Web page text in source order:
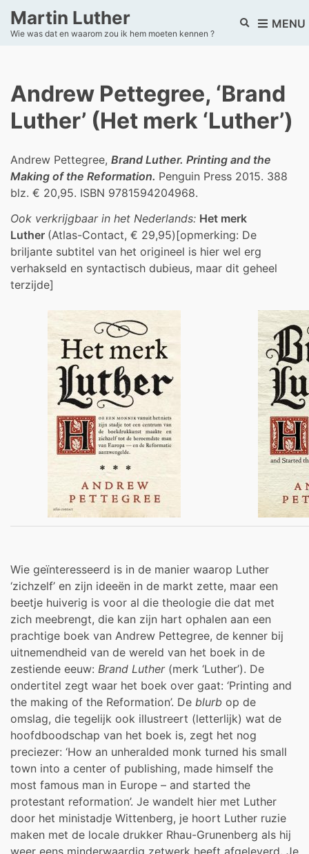
Martin Luther
Wie was dat en waarom zou ik hem moeten kennen ?
E
d
s
e
a
c
h
m
MENU
Andrew Pettegree, ‘Brand
Luther’ (Het merk ‘Luther’)
Andrew Pettegree, Brand Luther. Printing and the
Making of the Reformation. Penguin Press 2015. 388
blz. € 20,95. ISBN 9781594204968.
Ook verkrijgbaar in het Nederlands: Het merk
Luther (Atlas-Contact, € 29,95)[opmerking: De
briljante subtitel van het origineel is hier wel erg
verhakseld en syntactisch dubieus, maar dit geheel
terzijde]
Wie geïnteresseerd is in de manier waarop Luther
‘zichzelf’ en zijn ideeën in de markt zette, maar een
beetje huiverig is voor al die theologie die dat met
zich meebrengt, die kan zijn hart ophalen aan een
prachtige boek van Andrew Pettegree, de kenner bij
uitnemendheid van de wereld van het boek in de
zestiende eeuw: Brand Luther (merk ‘Luther’). De
ondertitel zegt waar het boek over gaat: ‘Printing and
the making of the Reformation’. De blurb op de
omslag, die tegelijk ook illustreert (letterlijk) wat de
hoofdboodschap van het boek is, zegt het nog
preciezer: ‘How an unheralded monk turned his small
town into a center of publishing, made himself the
most famous man in Europe – and started the
protestant reformation’. Je wandelt hier met Luther
door het ministadje Wittenberg, je hoort Luther ruzie
maken met de locale drukker Rhau-Grunenberg als hij
weer eens minderwaardig zetwerk heeft afgeleverd. Je